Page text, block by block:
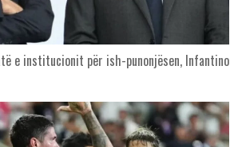
e institucionit për ish-punonjësen, Infantino